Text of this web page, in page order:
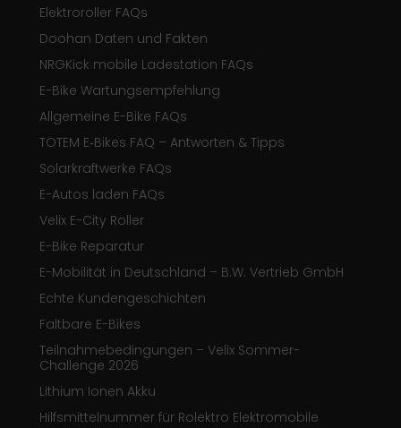
Elektroroller FAQs
Doohan Daten und Fakten
NRGKick mobile Ladestation FAQs
E-Bike Wartungsempfehlung
Allgemeine E-Bike FAQs
TOTEM E‑Bikes FAQ – Antworten & Tipps
Solarkraftwerke FAQs
E-Autos laden FAQs
Velix E-City Roller
E-Bike Reparatur
E-Mobilität in Deutschland – B.W. Vertrieb GmbH
Echte Kundengeschichten
Faltbare E-Bikes
Teilnahmebedingungen – Velix Sommer-
Challenge 2026
Lithium Ionen Akku
Hilfsmittelnummer für Rolektro Elektromobile